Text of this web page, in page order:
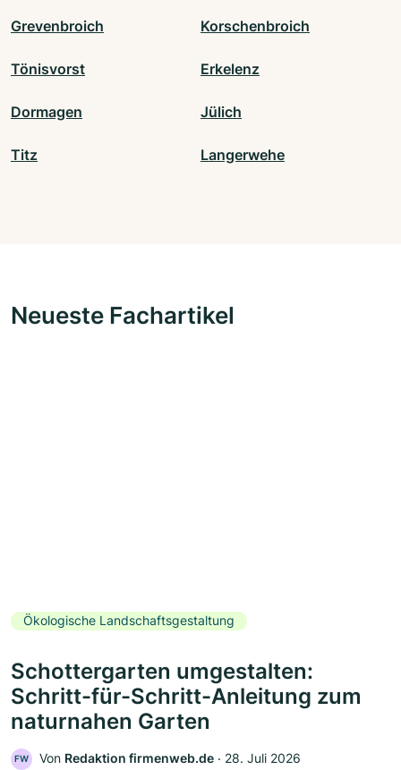
Grevenbroich Korschenbroich
Tönisvorst Erkelenz
Dormagen Jülich
Titz Langerwehe
Neueste Fachartikel
Ökologische Landschaftsgestaltung
Schottergarten umgestalten:
Schritt-für-Schritt-Anleitung zum
naturnahen Garten
FW Von Redaktion firmenweb.de ‧ 28. Juli 2026